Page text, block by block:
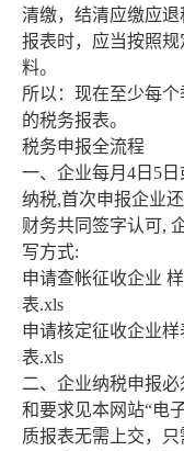
清缴，结清应缴应
报表时，应当按照
料。
所以：现在至少每
的税务报表。
税务申报全流程
一、企业每月4日5
纳税,首次申报企业
财务共同签字认可,
写方式:
申请查帐征收企业
表.xls
申请核定征收企业
表.xls
二、企业纳税申报
和要求见本网站“电
质报表无需上交，